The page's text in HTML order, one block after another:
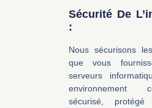
Sécurité De
:
Nous sécurisons
que vous
serveurs
environnement
sécurisé,